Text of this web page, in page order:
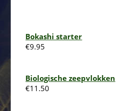
Bokashi starter
€9.95
Biologische zeepvlokken
€11.50